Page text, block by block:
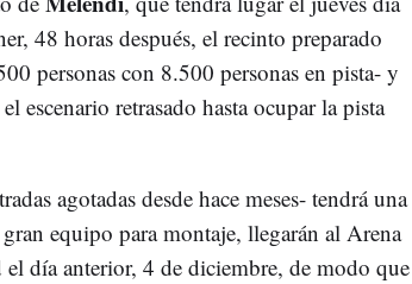
48 horas después, el recinto preparado
personas con 8.500 personas en pista- y
escenario retrasado hasta ocupar la pista
agotadas desde hace meses- tendrá una
equipo para montaje, llegarán al Arena
día anterior, 4 de diciembre, de modo que